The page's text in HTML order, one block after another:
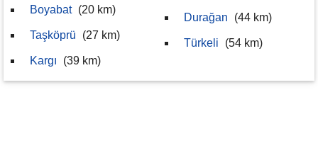
Boyabat (20 km)
Taşköprü (27 km)
Kargı (39 km)
Durağan (44 km)
Türkeli (54 km)